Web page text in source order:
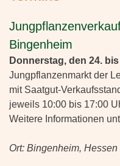
Bingenheim
Donnerstag, den 24.
Jungpflanzenmarkt der
mit Saatgut-
jeweils 10:00 bis 17:00
Weitere Informationen
Ort: Bingenheim, Hessen